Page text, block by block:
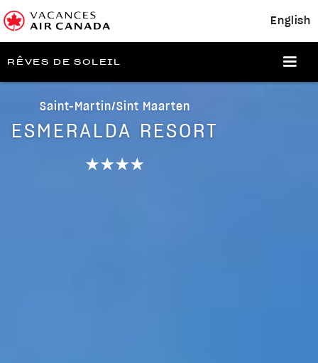
English
RÊVES DE SOLEIL
Saint-Martin/Sint Maarten
ESMERALDA RESORT